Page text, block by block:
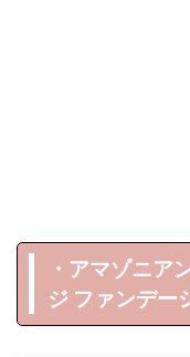
・アマゾニア
ジ ファンデ